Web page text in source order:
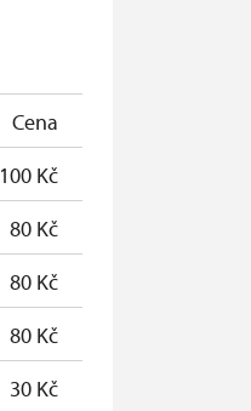
Cena
100 Kč
80 Kč
80 Kč
80 Kč
30 Kč